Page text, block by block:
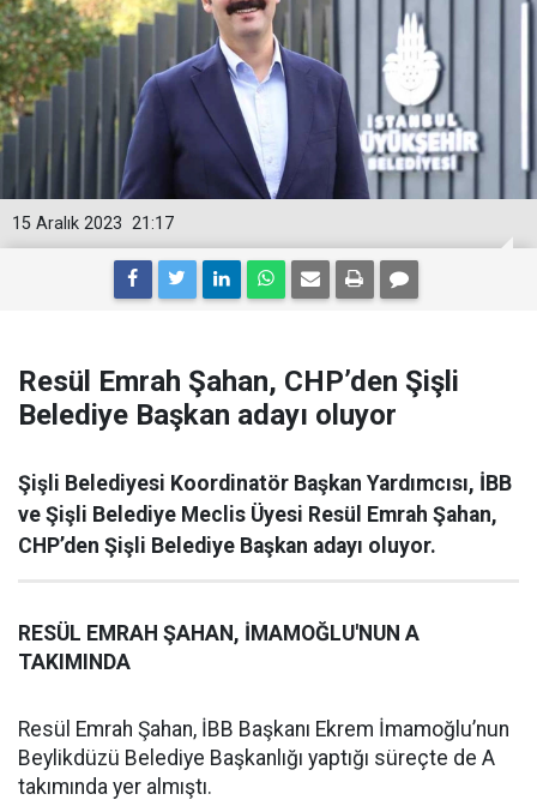
21:17
15 Aralık 2023
Resül Emrah Şahan, CHP’den Şişli
Belediye Başkan adayı oluyor
Şişli Belediyesi Koordinatör Başkan Yardımcısı, İBB
ve Şişli Belediye Meclis Üyesi Resül Emrah Şahan,
CHP’den Şişli Belediye Başkan adayı oluyor.
RESÜL EMRAH ŞAHAN, İMAMOĞLU'NUN A
TAKIMINDA
Resül Emrah Şahan, İBB Başkanı Ekrem İmamoğlu’nun
Beylikdüzü Belediye Başkanlığı yaptığı süreçte de A
takımında yer almıştı.